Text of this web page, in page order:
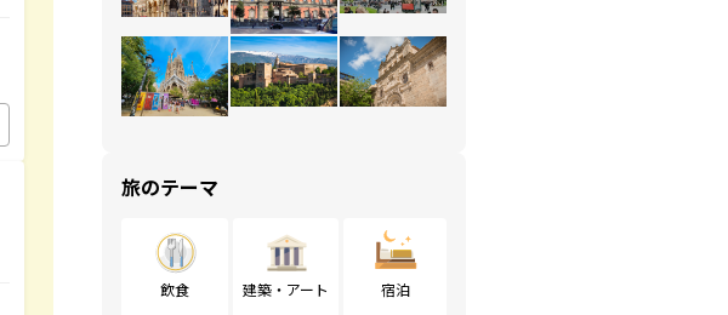
旅のテーマ
飲食 建築・アート 宿泊